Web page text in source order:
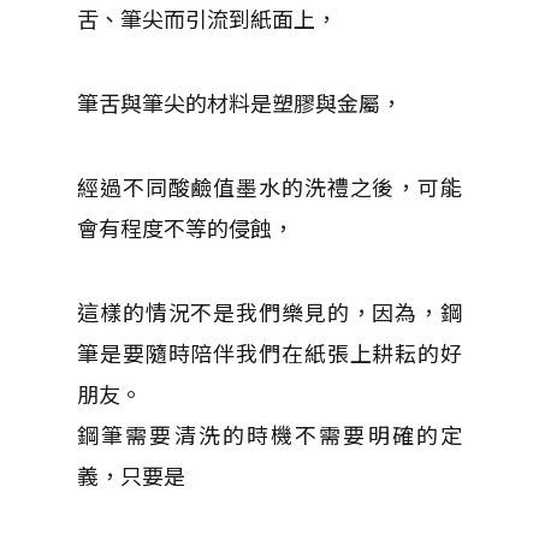
舌、筆尖而引流到紙面上，
筆舌與筆尖的材料是塑膠與金屬，
經過不同酸鹼值墨水的洗禮之後，可能
會有程度不等的侵蝕，
這樣的情況不是我們樂見的，因為，鋼
筆是要隨時陪伴我們在紙張上耕耘的好
朋友。
鋼筆需要清洗的時機不需要明確的定
義，只要是